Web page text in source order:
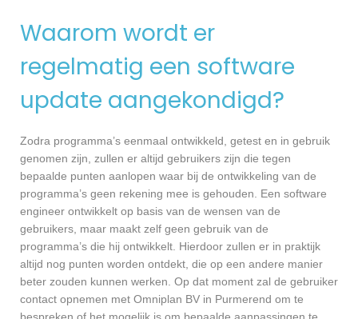
Waarom wordt er
regelmatig een software
update aangekondigd?
Zodra programma’s eenmaal ontwikkeld, getest en in gebruik
genomen zijn, zullen er altijd gebruikers zijn die tegen
bepaalde punten aanlopen waar bij de ontwikkeling van de
programma’s geen rekening mee is gehouden. Een software
engineer ontwikkelt op basis van de wensen van de
gebruikers, maar maakt zelf geen gebruik van de
programma’s die hij ontwikkelt. Hierdoor zullen er in praktijk
altijd nog punten worden ontdekt, die op een andere manier
beter zouden kunnen werken. Op dat moment zal de gebruiker
contact opnemen met Omniplan BV in Purmerend om te